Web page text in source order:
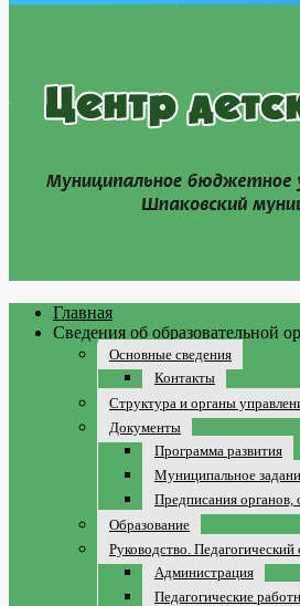
Главная
Сведения об образовательной
Основные сведения
Контакты
Структура и органы
Документы
Программа развития
Муниципальное
Предписания органов,
Образование
Руководство. Педагогический
Администрация
Педагогические